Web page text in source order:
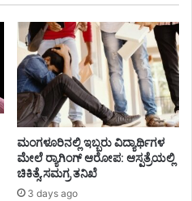
ಮಂಗಳೂರಿನಲ್ಲಿ ಇಬ್ಬರು ವಿದ್ಯಾರ್ಥಿಗಳ
ಮೇಲೆ ರ್‍ಯಾಗಿಂಗ್ ಆರೋಪ: ಆಸ್ಪತ್ರೆಯಲ್ಲಿ
ಚಿಕಿತ್ಸೆ,ಸಮಗ್ರ ತನಿಖೆ
3 days ago